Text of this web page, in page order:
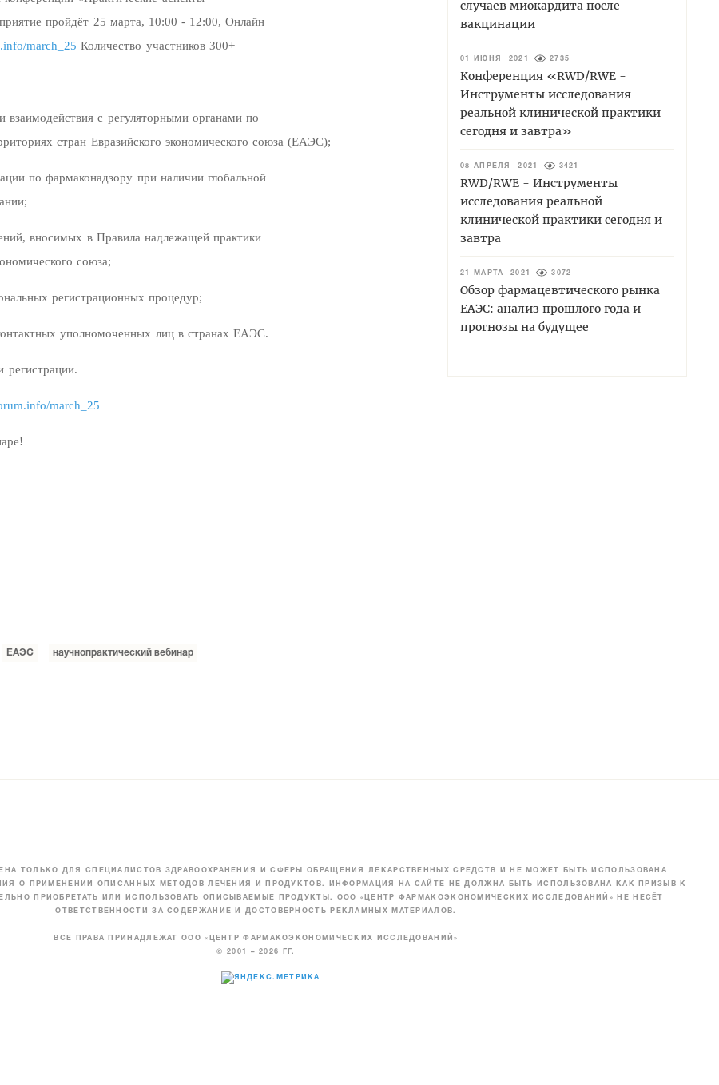
пройдёт 25 марта, 10:00 - 12:00, Онлайн
march_25 Количество участников 300+
взаимодействия с регуляторными органами по
стран Евразийского экономического союза (ЕАЭС);
по фармаконадзору при наличии глобальной
вносимых в Правила надлежащей практики
союза;
регистрационных процедур;
уполномоченных лиц в странах ЕАЭС.
регистрации.
march_25
ЕАЭС научнопрактический вебинар
случаев миокардита после
вакцинации
01 ИЮНЯ 2021 2735
Конференция «RWD/RWE -
Инструменты исследования
реальной клинической практики
сегодня и завтра»
08 АПРЕЛЯ 2021 3421
RWD/RWE - Инструменты
исследования реальной
клинической практики сегодня и
завтра
21 МАРТА 2021 3072
Обзор фармацевтического рынка
ЕАЭС: анализ прошлого года и
прогнозы на будущее
ТОЛЬКО ДЛЯ СПЕЦИАЛИСТОВ ЗДРАВООХРАНЕНИЯ И СФЕРЫ ОБРАЩЕНИЯ ЛЕКАРСТВЕННЫХ СРЕДСТВ И НЕ МОЖЕТ БЫТЬ ИСПОЛЬЗОВАНА
О ПРИМЕНЕНИИ ОПИСАННЫХ МЕТОДОВ ЛЕЧЕНИЯ И ПРОДУКТОВ. ИНФОРМАЦИЯ НА САЙТЕ НЕ ДОЛЖНА БЫТЬ ИСПОЛЬЗОВАНА КАК ПРИЗЫВ К
ПРИОБРЕТАТЬ ИЛИ ИСПОЛЬЗОВАТЬ ОПИСЫВАЕМЫЕ ПРОДУКТЫ. ООО «ЦЕНТР ФАРМАКОЭКОНОМИЧЕСКИХ ИССЛЕДОВАНИЙ» НЕ НЕСЁТ
ОТВЕТСТВЕННОСТИ ЗА СОДЕРЖАНИЕ И ДОСТОВЕРНОСТЬ РЕКЛАМНЫХ МАТЕРИАЛОВ.
ВСЕ ПРАВА ПРИНАДЛЕЖАТ ООО «ЦЕНТР ФАРМАКОЭКОНОМИЧЕСКИХ ИССЛЕДОВАНИЙ»
© 2001 – 2026 ГГ.